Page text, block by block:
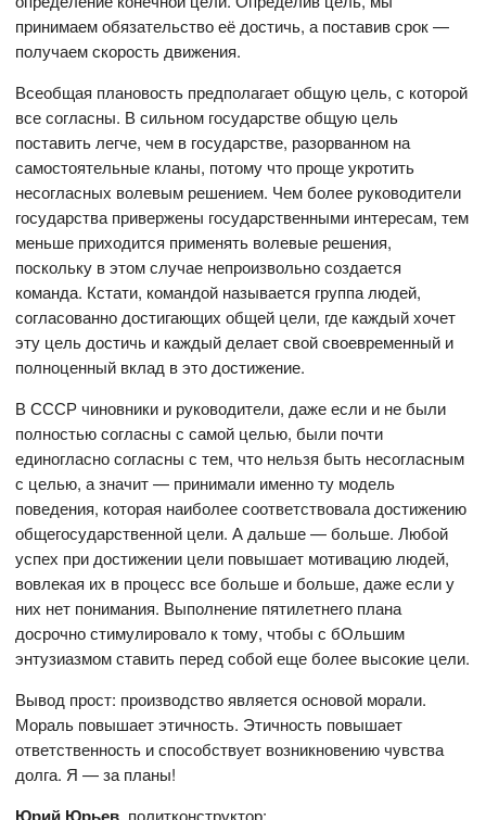
принимаем обязательство её достичь, а поставив срок —
получаем скорость движения.
Всеобщая плановость предполагает общую цель, с которой
все согласны. В сильном государстве общую цель
поставить легче, чем в государстве, разорванном на
самостоятельные кланы, потому что проще укротить
несогласных волевым решением. Чем более руководители
государства привержены государственными интересам, тем
меньше приходится применять волевые решения,
поскольку в этом случае непроизвольно создается
команда. Кстати, командой называется группа людей,
согласованно достигающих общей цели, где каждый хочет
эту цель достичь и каждый делает свой своевременный и
полноценный вклад в это достижение.
В СССР чиновники и руководители, даже если и не были
полностью согласны с самой целью, были почти
единогласно согласны с тем, что нельзя быть несогласным
с целью, а значит — принимали именно ту модель
поведения, которая наиболее соответствовала достижению
общегосударственной цели. А дальше — больше. Любой
успех при достижении цели повышает мотивацию людей,
вовлекая их в процесс все больше и больше, даже если у
них нет понимания. Выполнение пятилетнего плана
досрочно стимулировало к тому, чтобы с бОльшим
энтузиазмом ставить перед собой еще более высокие цели.
Вывод прост: производство является основой морали.
Мораль повышает этичность. Этичность повышает
ответственность и способствует возникновению чувства
долга. Я — за планы!